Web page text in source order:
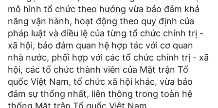
mô hình tổ chức theo hướng vừa bảo đảm khả
năng vận hành, hoạt động theo quy định của
pháp luật và điều lệ của từng tổ chức chính trị -
xã hội, bảo đảm quan hệ hợp tác với cơ quan
nhà nước, phối hợp với các tổ chức chính trị - xã
hội, các tổ chức thành viên của Mặt trận Tổ
quốc Việt Nam, tổ chức xã hội khác, vừa bảo
đảm sự thống nhất, liên thông trong toàn hệ
thống Mặt trận Tổ quốc Việt Nam.